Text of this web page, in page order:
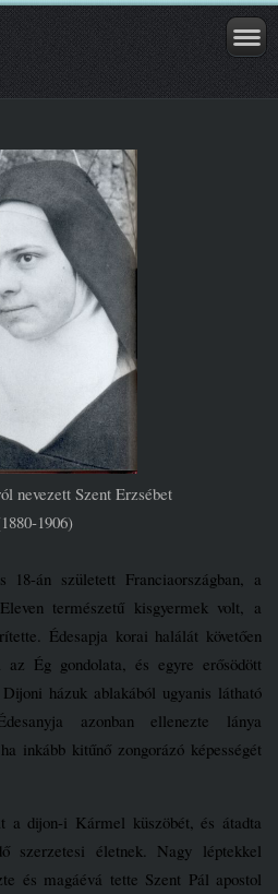
nevezett Szent Erzsébet
1906)
18-án született Franciaországban, a
természetű kisgyermek volt, a
Édesapja korai halálát követően
Ég gondolata, és egyre erősödött
házuk ablakából ugyanis látható
azonban ellenezte lánya
inkább kitűnő zongorázó képességét
a dijon-i Kármel küszöbét, és átadta
szerzetesi életnek. Nagy léptekkel
és magáévá tette Szent Pál apostol